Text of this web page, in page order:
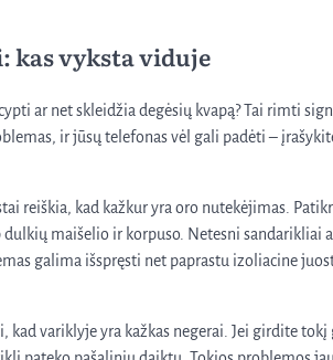
kas vyksta viduje
ar net skleidžia degėsių kvapą? Tai rimti
ir jūsų telefonas vėl gali padėti –
reiškia, kad kažkur yra oro nutekėjimas.
dulkių maišelio ir korpuso. Netesni sandarikliai
galima išspręsti net paprastu izoliacine
kad variklyje yra kažkas negerai. Jei girdite